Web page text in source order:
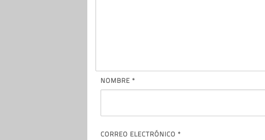
NOMBRE *
CORREO ELECTRÓNICO *